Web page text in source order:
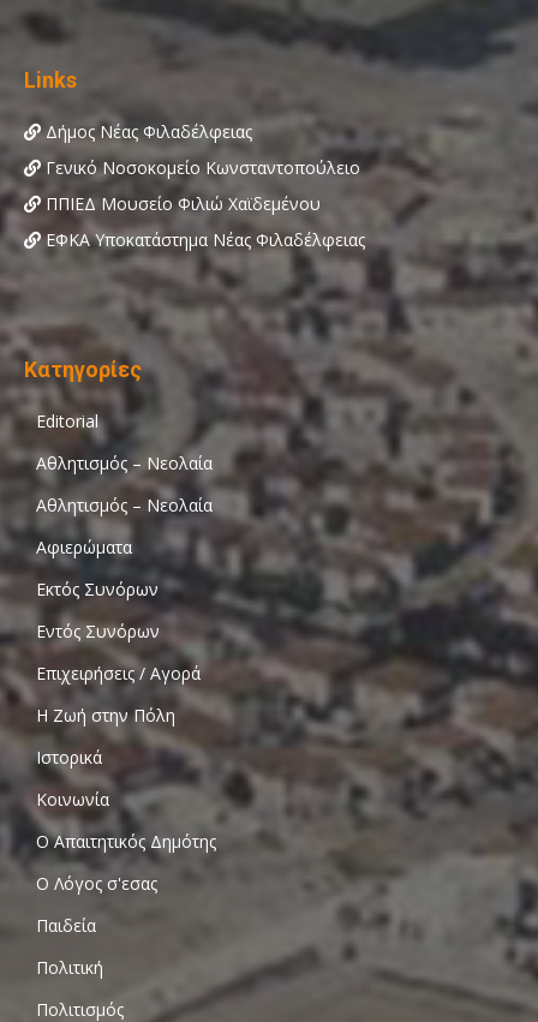
Links
Δήμος Νέας Φιλαδέλφειας
Γενικό Νοσοκομείο Κωνσταντοπούλειο
ΠΠΙΕΔ Μουσείο Φιλιώ Χαϊδεμένου
ΕΦΚΑ Υποκατάστημα Νέας Φιλαδέλφειας
Κατηγορίες
Editorial
Αθλητισμός – Νεολαία
Αθλητισμός – Νεολαία
Αφιερώματα
Εκτός Συνόρων
Εντός Συνόρων
Επιχειρήσεις / Αγορά
Η Ζωή στην Πόλη
Ιστορικά
Κοινωνία
Ο Απαιτητικός Δημότης
Ο Λόγος σ'εσας
Παιδεία
Πολιτική
Πολιτισμός